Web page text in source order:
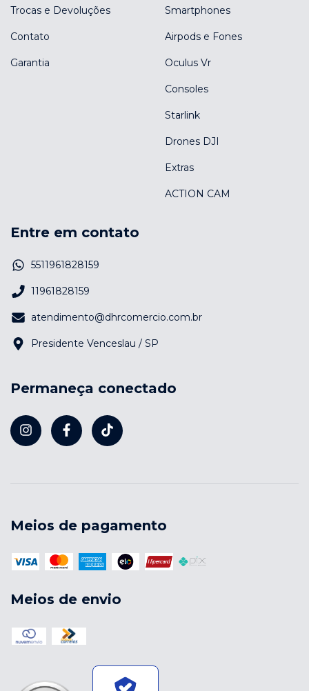
Trocas e Devoluções
Contato
Garantia
Smartphones
Airpods e Fones
Oculus Vr
Consoles
Starlink
Drones DJI
Extras
ACTION CAM
Entre em contato
5511961828159
11961828159
atendimento@dhrcomercio.com.br
Presidente Venceslau / SP
Permaneça conectado
Meios de pagamento
Meios de envio